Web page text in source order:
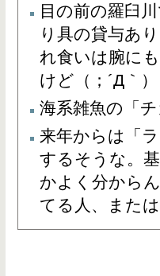
目の前の羅臼
り具の貸与あ
れ食いは腕に
けど（；´Д｀
海系雑魚の「
来年からは「
するそうな。
かよく分から
てる人、また